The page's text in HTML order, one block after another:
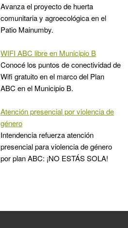
Avanza el proyecto de huerta
comunitaria y agroecológica en el
Patio Mainumby.
WIFI ABC libre en Municipio B
Conocé los puntos de conectividad de
Wifi gratuito en el marco del Plan
ABC en el Municipio B.
Atención presencial por violencia de
género
Intendencia refuerza atención
presencial para violencia de género
por plan ABC: ¡NO ESTÁS SOLA!